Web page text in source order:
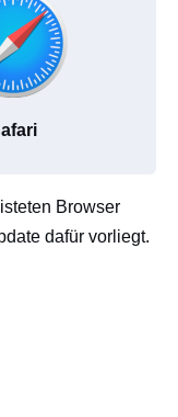
Browser
dafür vorliegt.